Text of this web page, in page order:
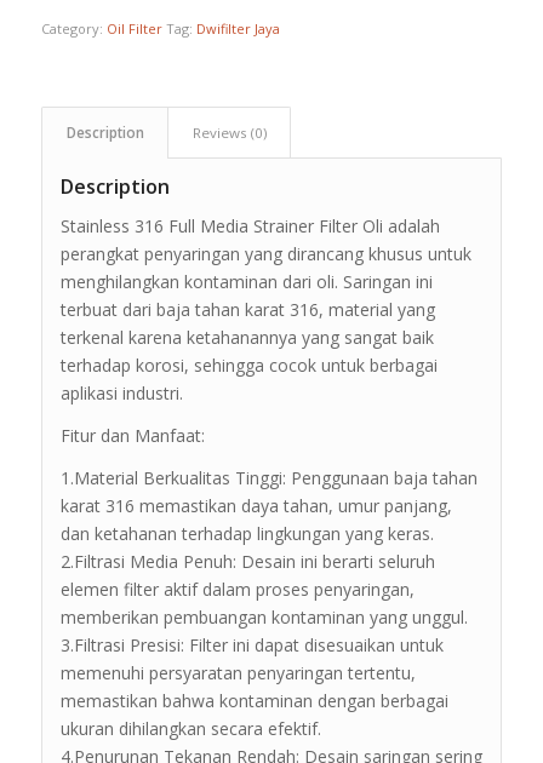
Category: Oil Filter Tag: Dwifilter Jaya
Description Reviews (0)
Description
Stainless 316 Full Media Strainer Filter Oli adalah
perangkat penyaringan yang dirancang khusus untuk
menghilangkan kontaminan dari oli. Saringan ini
terbuat dari baja tahan karat 316, material yang
terkenal karena ketahanannya yang sangat baik
terhadap korosi, sehingga cocok untuk berbagai
aplikasi industri.
Fitur dan Manfaat:
1.Material Berkualitas Tinggi: Penggunaan baja tahan
karat 316 memastikan daya tahan, umur panjang,
dan ketahanan terhadap lingkungan yang keras.
2.Filtrasi Media Penuh: Desain ini berarti seluruh
elemen filter aktif dalam proses penyaringan,
memberikan pembuangan kontaminan yang unggul.
3.Filtrasi Presisi: Filter ini dapat disesuaikan untuk
memenuhi persyaratan penyaringan tertentu,
memastikan bahwa kontaminan dengan berbagai
ukuran dihilangkan secara efektif.
4.Penurunan Tekanan Rendah: Desain saringan sering